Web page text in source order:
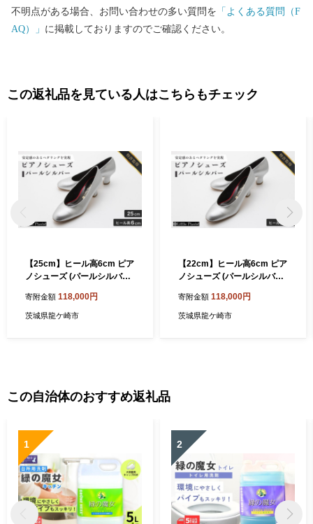
不明点がある場合、お問い合わせの多い質問を 「よくある質問（F
AQ）」 に掲載しておりますのでご確認ください。
この返礼品を見ている人はこちらもチェック
【25cm】ヒール高6cm ピア
ノシューズ (パールシルバー)
ス 日本製 特許取得 滑り止め
付 負担軽減 ピアノ 専用 お洒
寄附金額 118,000円
茨城県龍ケ崎市
【22cm】ヒール高6cm ピア
ノシューズ (パールシルバー)
ス 日本製 特許取得 滑り止め
付 負担軽減 ピアノ 専用 お洒
寄附金額 118,000円
茨城県龍ケ崎市
この自治体のおすすめ返礼品
1 2